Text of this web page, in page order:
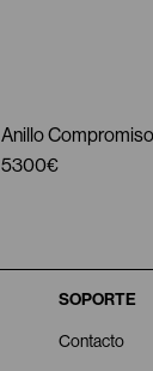
Anillo
5300€
SOPORTE
Contacto